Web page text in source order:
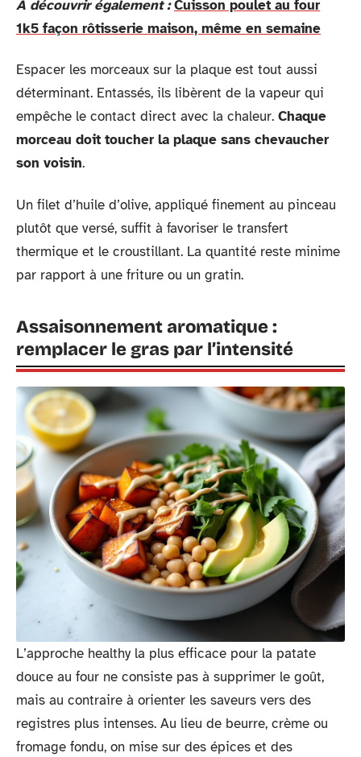
A découvrir également : Cuisson poulet au four
1k5 façon rôtisserie maison, même en semaine
Espacer les morceaux sur la plaque est tout aussi
déterminant. Entassés, ils libèrent de la vapeur qui
empêche le contact direct avec la chaleur. Chaque
morceau doit toucher la plaque sans chevaucher
son voisin.
Un filet d’huile d’olive, appliqué finement au pinceau
plutôt que versé, suffit à favoriser le transfert
thermique et le croustillant. La quantité reste minime
par rapport à une friture ou un gratin.
Assaisonnement aromatique :
remplacer le gras par l’intensité
L’approche healthy la plus efficace pour la patate
douce au four ne consiste pas à supprimer le goût,
mais au contraire à orienter les saveurs vers des
registres plus intenses. Au lieu de beurre, crème ou
fromage fondu, on mise sur des épices et des